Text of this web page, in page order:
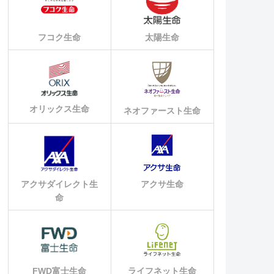
フコク生命 太陽生命
オリックス生命 ネオファースト生命
アクサダイレクト生
命
アクサ生命
FWD富士生命 ライフネット生命